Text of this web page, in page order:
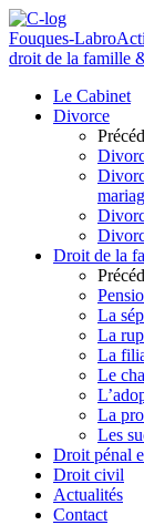
Fouques-Labro
droit de la famille
Le Cabinet
Divorce
Droit de la
La
La
La
Le
La
Les
Droit pénal
Droit civil
Actualités
Contact